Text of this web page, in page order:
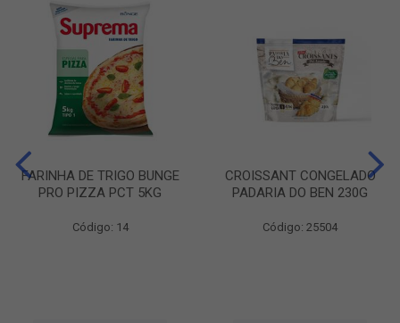
FARINHA DE TRIGO BUNGE
PRO PIZZA PCT 5KG
Código: 14
CROISSANT CONGELADO
PADARIA DO BEN 230G
Código: 25504